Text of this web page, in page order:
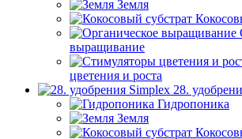
Земля
выращивание
цветения и роста
28.
Гидропоника
Земля